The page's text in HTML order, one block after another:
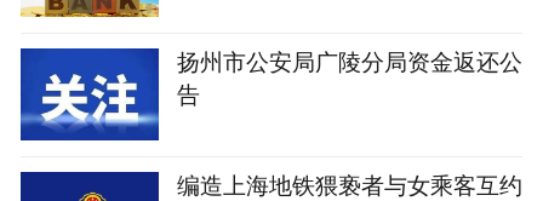
扬州市公安局广陵分局资金返还公
告
编造上海地铁猥亵者与女乘客互约